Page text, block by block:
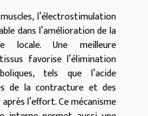
l’électrostimulation
dans l’amélioration de la
locale. Une meilleure
favorise l’élimination
tels que l’acide
de la contracture et des
l’effort. Ce mécanisme